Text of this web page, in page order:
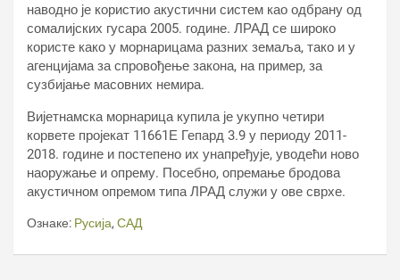
наводно је користио акустични систем као одбрану од
сомалијских гусара 2005. године. ЛРАД се широко
користе како у морнарицама разних земаља, тако и у
агенцијама за спровођење закона, на пример, за
сузбијање масовних немира.
Вијетнамска морнарица купила је укупно четири
корвете пројекат 11661Е Гепард 3.9 у периоду 2011-
2018. године и постепено их унапређује, уводећи ново
наоружање и опрему. Посебно, опремање бродова
акустичном опремом типа ЛРАД служи у ове сврхе.
Ознаке: Русија, САД